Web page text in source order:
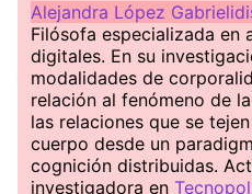
Alejandra López
Filósofa especializada en
digitales. En su
modalidades de
relación al fenómeno de
las relaciones que se
cuerpo desde un
cognición distribuidas.
investigadora en